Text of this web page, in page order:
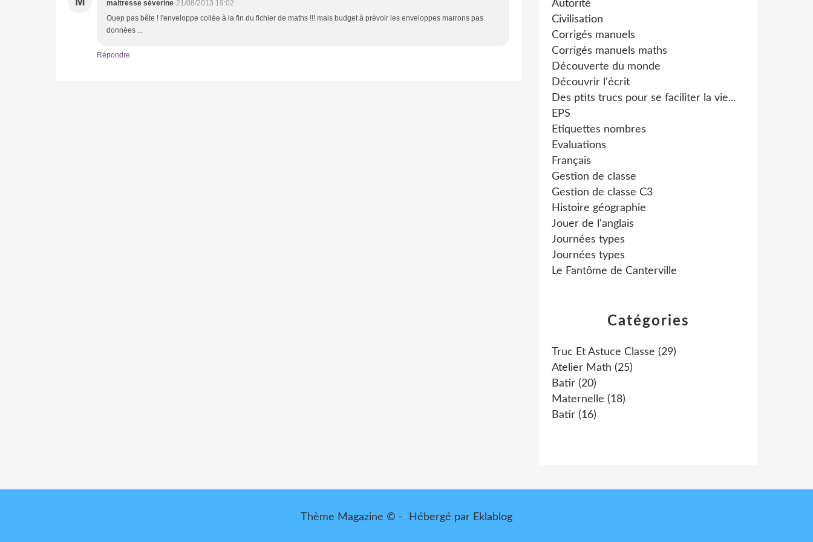
maitresse séverine 21/08/2013 19:02
Ouep pas bête ! l'enveloppe collée à la fin du fichier de maths !!! mais budget à prévoir les enveloppes marrons pas
données ...
Répondre
Catégories
Truc Et Astuce Classe (29)
Atelier Math (25)
Batir (20)
Maternelle (18)
Batir (16)
Autorité
Civilisation
Corrigés manuels
Corrigés manuels maths
Découverte du monde
Découvrir l'écrit
Des ptits trucs pour se faciliter la vie...
EPS
Etiquettes nombres
Evaluations
Français
Gestion de classe
Gestion de classe C3
Histoire géographie
Jouer de l'anglais
Journées types
Journées types
Le Fantôme de Canterville
Thème Magazine © - Hébergé par Eklablog